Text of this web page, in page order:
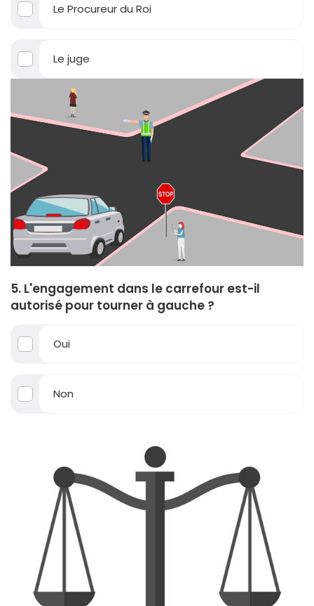
Le Procureur du Roi
Le juge
5. L'engagement dans le carrefour est-il
autorisé pour tourner à gauche ?
Oui
Non